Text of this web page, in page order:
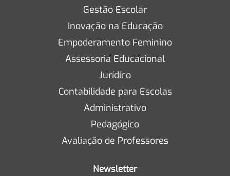
Gestão Escolar
Inovação na Educação
Empoderamento Feminino
Assessoria Educacional
Jurídico
Contabilidade para Escolas
Administrativo
Pedagógico
Avaliação de Professores
Newsletter